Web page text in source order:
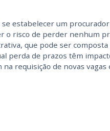
se estabelecer um
o risco de perder nenhum
que pode ser
perda de prazos têm
requisição de novas